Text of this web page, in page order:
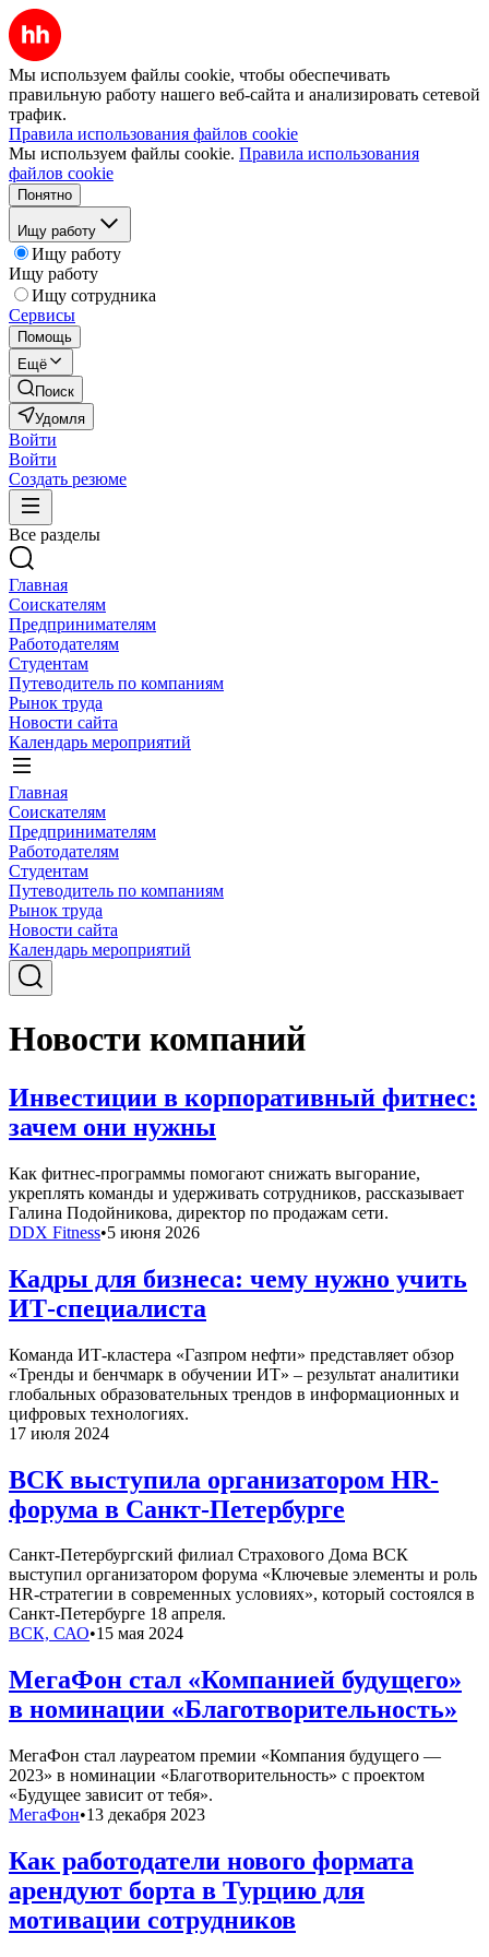
Мы используем файлы cookie, чтобы обеспечивать
правильную работу нашего веб-сайта и анализировать сетевой
трафик.
Правила использования файлов cookie
Мы используем файлы cookie. Правила использования
файлов cookie
Понятно
Ищу работу
Ищу работу
Ищу работу
Ищу сотрудника
Сервисы
Помощь
Ещё
Поиск
Удомля
Войти
Войти
Создать резюме
Все разделы
Главная
Соискателям
Предпринимателям
Работодателям
Студентам
Путеводитель по компаниям
Рынок труда
Новости сайта
Календарь мероприятий
Главная
Соискателям
Предпринимателям
Работодателям
Студентам
Путеводитель по компаниям
Рынок труда
Новости сайта
Календарь мероприятий
Новости компаний
Инвестиции в корпоративный фитнес:
зачем они нужны
Как фитнес-программы помогают снижать выгорание,
укреплять команды и удерживать сотрудников, рассказывает
Галина Подойникова, директор по продажам сети.
DDX Fitness•5 июня 2026
Кадры для бизнеса: чему нужно учить
ИТ-специалиста
Команда ИТ-кластера «Газпром нефти» представляет обзор
«Тренды и бенчмарк в обучении ИТ» – результат аналитики
глобальных образовательных трендов в информационных и
цифровых технологиях.
17 июля 2024
ВСК выступила организатором HR-
форума в Санкт-Петербурге
Санкт-Петербургский филиал Страхового Дома ВСК
выступил организатором форума «Ключевые элементы и роль
HR-стратегии в современных условиях», который состоялся в
Санкт-Петербурге 18 апреля.
ВСК, САО•15 мая 2024
МегаФон стал «Компанией будущего»
в номинации «Благотворительность»
МегаФон стал лауреатом премии «Компания будущего —
2023» в номинации «Благотворительность» с проектом
«Будущее зависит от тебя».
МегаФон•13 декабря 2023
Как работодатели нового формата
арендуют борта в Турцию для
мотивации сотрудников